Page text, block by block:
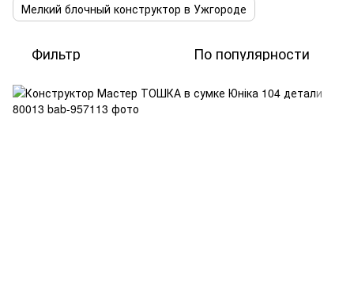
Мелкий блочный конструктор в Ужгороде
Фильтр По популярности